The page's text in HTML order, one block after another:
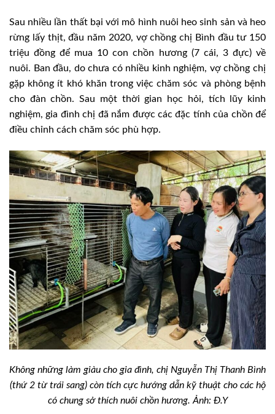
Sau nhiều lần thất bại với mô hình nuôi heo sinh sản và heo
rừng lấy thịt, đầu năm 2020, vợ chồng chị Bình đầu tư 150
triệu đồng để mua 10 con chồn hương (7 cái, 3 đực) về
nuôi. Ban đầu, do chưa có nhiều kinh nghiệm, vợ chồng chị
gặp không ít khó khăn trong việc chăm sóc và phòng bệnh
cho đàn chồn. Sau một thời gian học hỏi, tích lũy kinh
nghiệm, gia đình chị đã nắm được các đặc tính của chồn để
điều chỉnh cách chăm sóc phù hợp.
Không những làm giàu cho gia đình, chị Nguyễn Thị Thanh Bình
(thứ 2 từ trái sang) còn tích cực hướng dẫn kỹ thuật cho các hộ
có chung sở thích nuôi chồn hương. Ảnh: Đ.Y